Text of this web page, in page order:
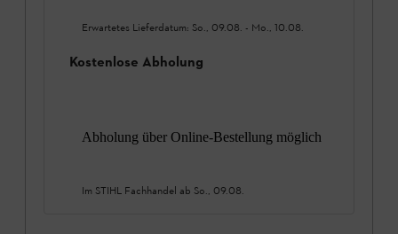
Erwartetes Lieferdatum: So., 09.08. - Mo., 10.08.
Kostenlose Abholung
Abholung über Online-Bestellung möglich
Im STIHL Fachhandel ab So., 09.08.